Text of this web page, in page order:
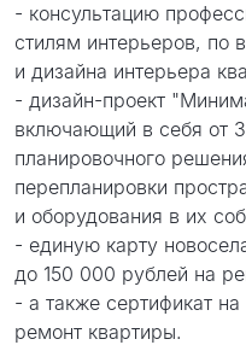
- консультацию
стилям интерьеров, по
и дизайна интерьера
- дизайн-проект
включающий в себя от
планировочного
перепланировки
и оборудования в их
- единую карту
до 150 000 рублей на
- а также сертификат
ремонт квартиры.